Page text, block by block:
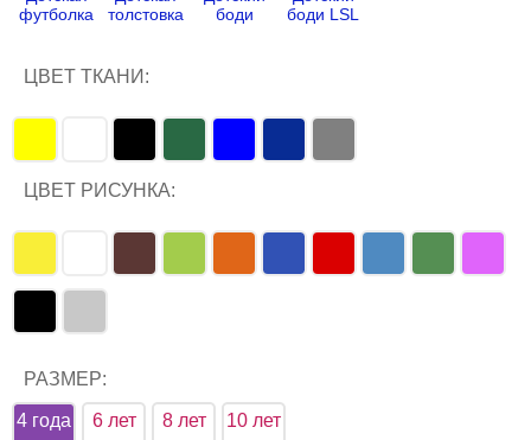
футболка
толстовка
боди
боди LSL
ЦВЕТ ТКАНИ:
ЦВЕТ РИСУНКА:
РАЗМЕР:
4 года 6 лет 8 лет 10 лет